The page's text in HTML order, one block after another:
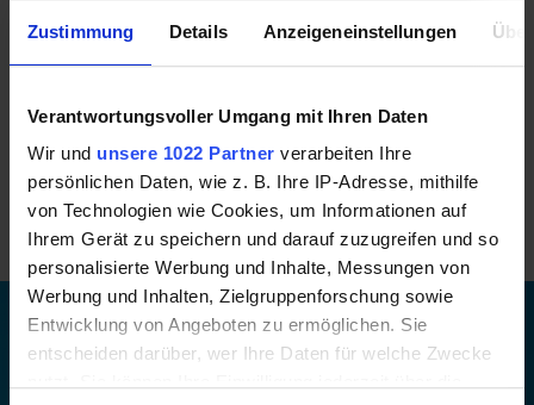
Zustimmung Details Anzeigeneinstellungen
Verantwortungsvoller Umgang mit Ihren Daten
Wir und unsere 1022 Partner verarbeiten Ihre
persönlichen Daten, wie z. B. Ihre IP-Adresse, mithilfe
von Technologien wie Cookies, um Informationen auf
Ihrem Gerät zu speichern und darauf zuzugreifen und so
personalisierte Werbung und Inhalte, Messungen von
Werbung und Inhalten, Zielgruppenforschung sowie
Entwicklung von Angeboten zu ermöglichen. Sie
entscheiden darüber, wer Ihre Daten für welche Zwecke
Erdbeere Pistacia Style neu